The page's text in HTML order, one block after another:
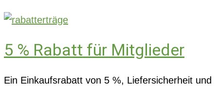
5 % Rabatt für Mitglieder
Ein Einkaufsrabatt von 5 %, Liefersicherheit und